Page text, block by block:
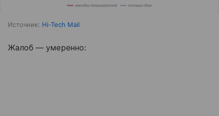
Источник: Hi-Tech Mail
Жалоб — умеренно: